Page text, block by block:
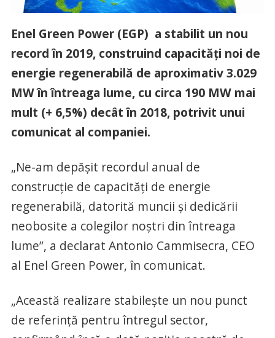
Enel Green Power (EGP) a stabilit un nou
record în 2019, construind capacități noi de
energie regenerabilă de aproximativ 3.029
MW în întreaga lume, cu circa 190 MW mai
mult (+ 6,5%) decât în 2018, potrivit unui
comunicat al companiei.
„Ne-am depășit recordul anual de
construcție de capacități de energie
regenerabilă, datorită muncii și dedicării
neobosite a colegilor noștri din întreaga
lume”, a declarat Antonio Cammisecra, CEO
al Enel Green Power, în comunicat.
„Această realizare stabilește un nou punct
de referință pentru întregul sector,